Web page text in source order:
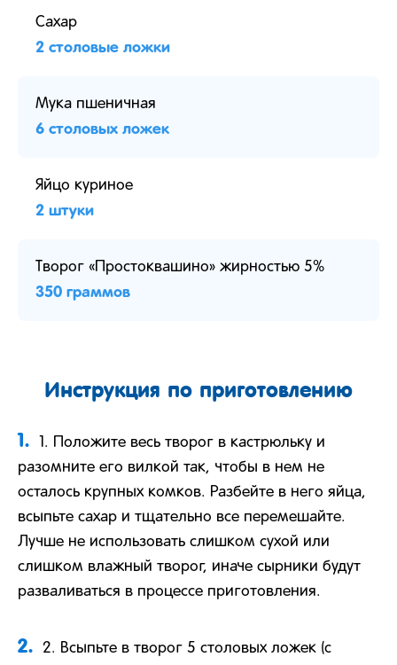
Сахар
2 столовые ложки
Мука пшеничная
6 столовых ложек
Яйцо куриное
2 штуки
Творог «Простоквашино» жирностью 5%
350 граммов
Инструкция по приготовлению
1.
1. Положите весь творог в кастрюльку и
разомните его вилкой так, чтобы в нем не
осталось крупных комков. Разбейте в него яйца,
всыпьте сахар и тщательно все перемешайте.
Лучше не использовать слишком сухой или
слишком влажный творог, иначе сырники будут
разваливаться в процессе приготовления.
2.
2. Всыпьте в творог 5 столовых ложек (с